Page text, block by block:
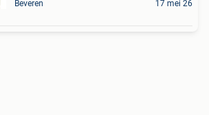
Beveren 17 mei 26